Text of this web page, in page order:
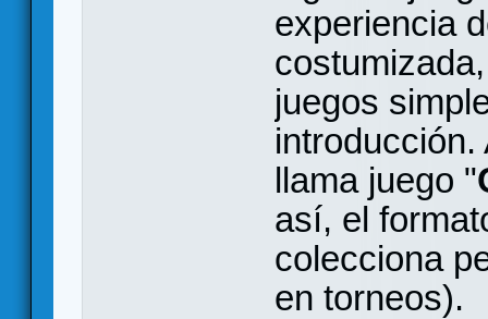
experiencia
juegos
introducción.
llama juego "
así, el
colecciona
en torneos).